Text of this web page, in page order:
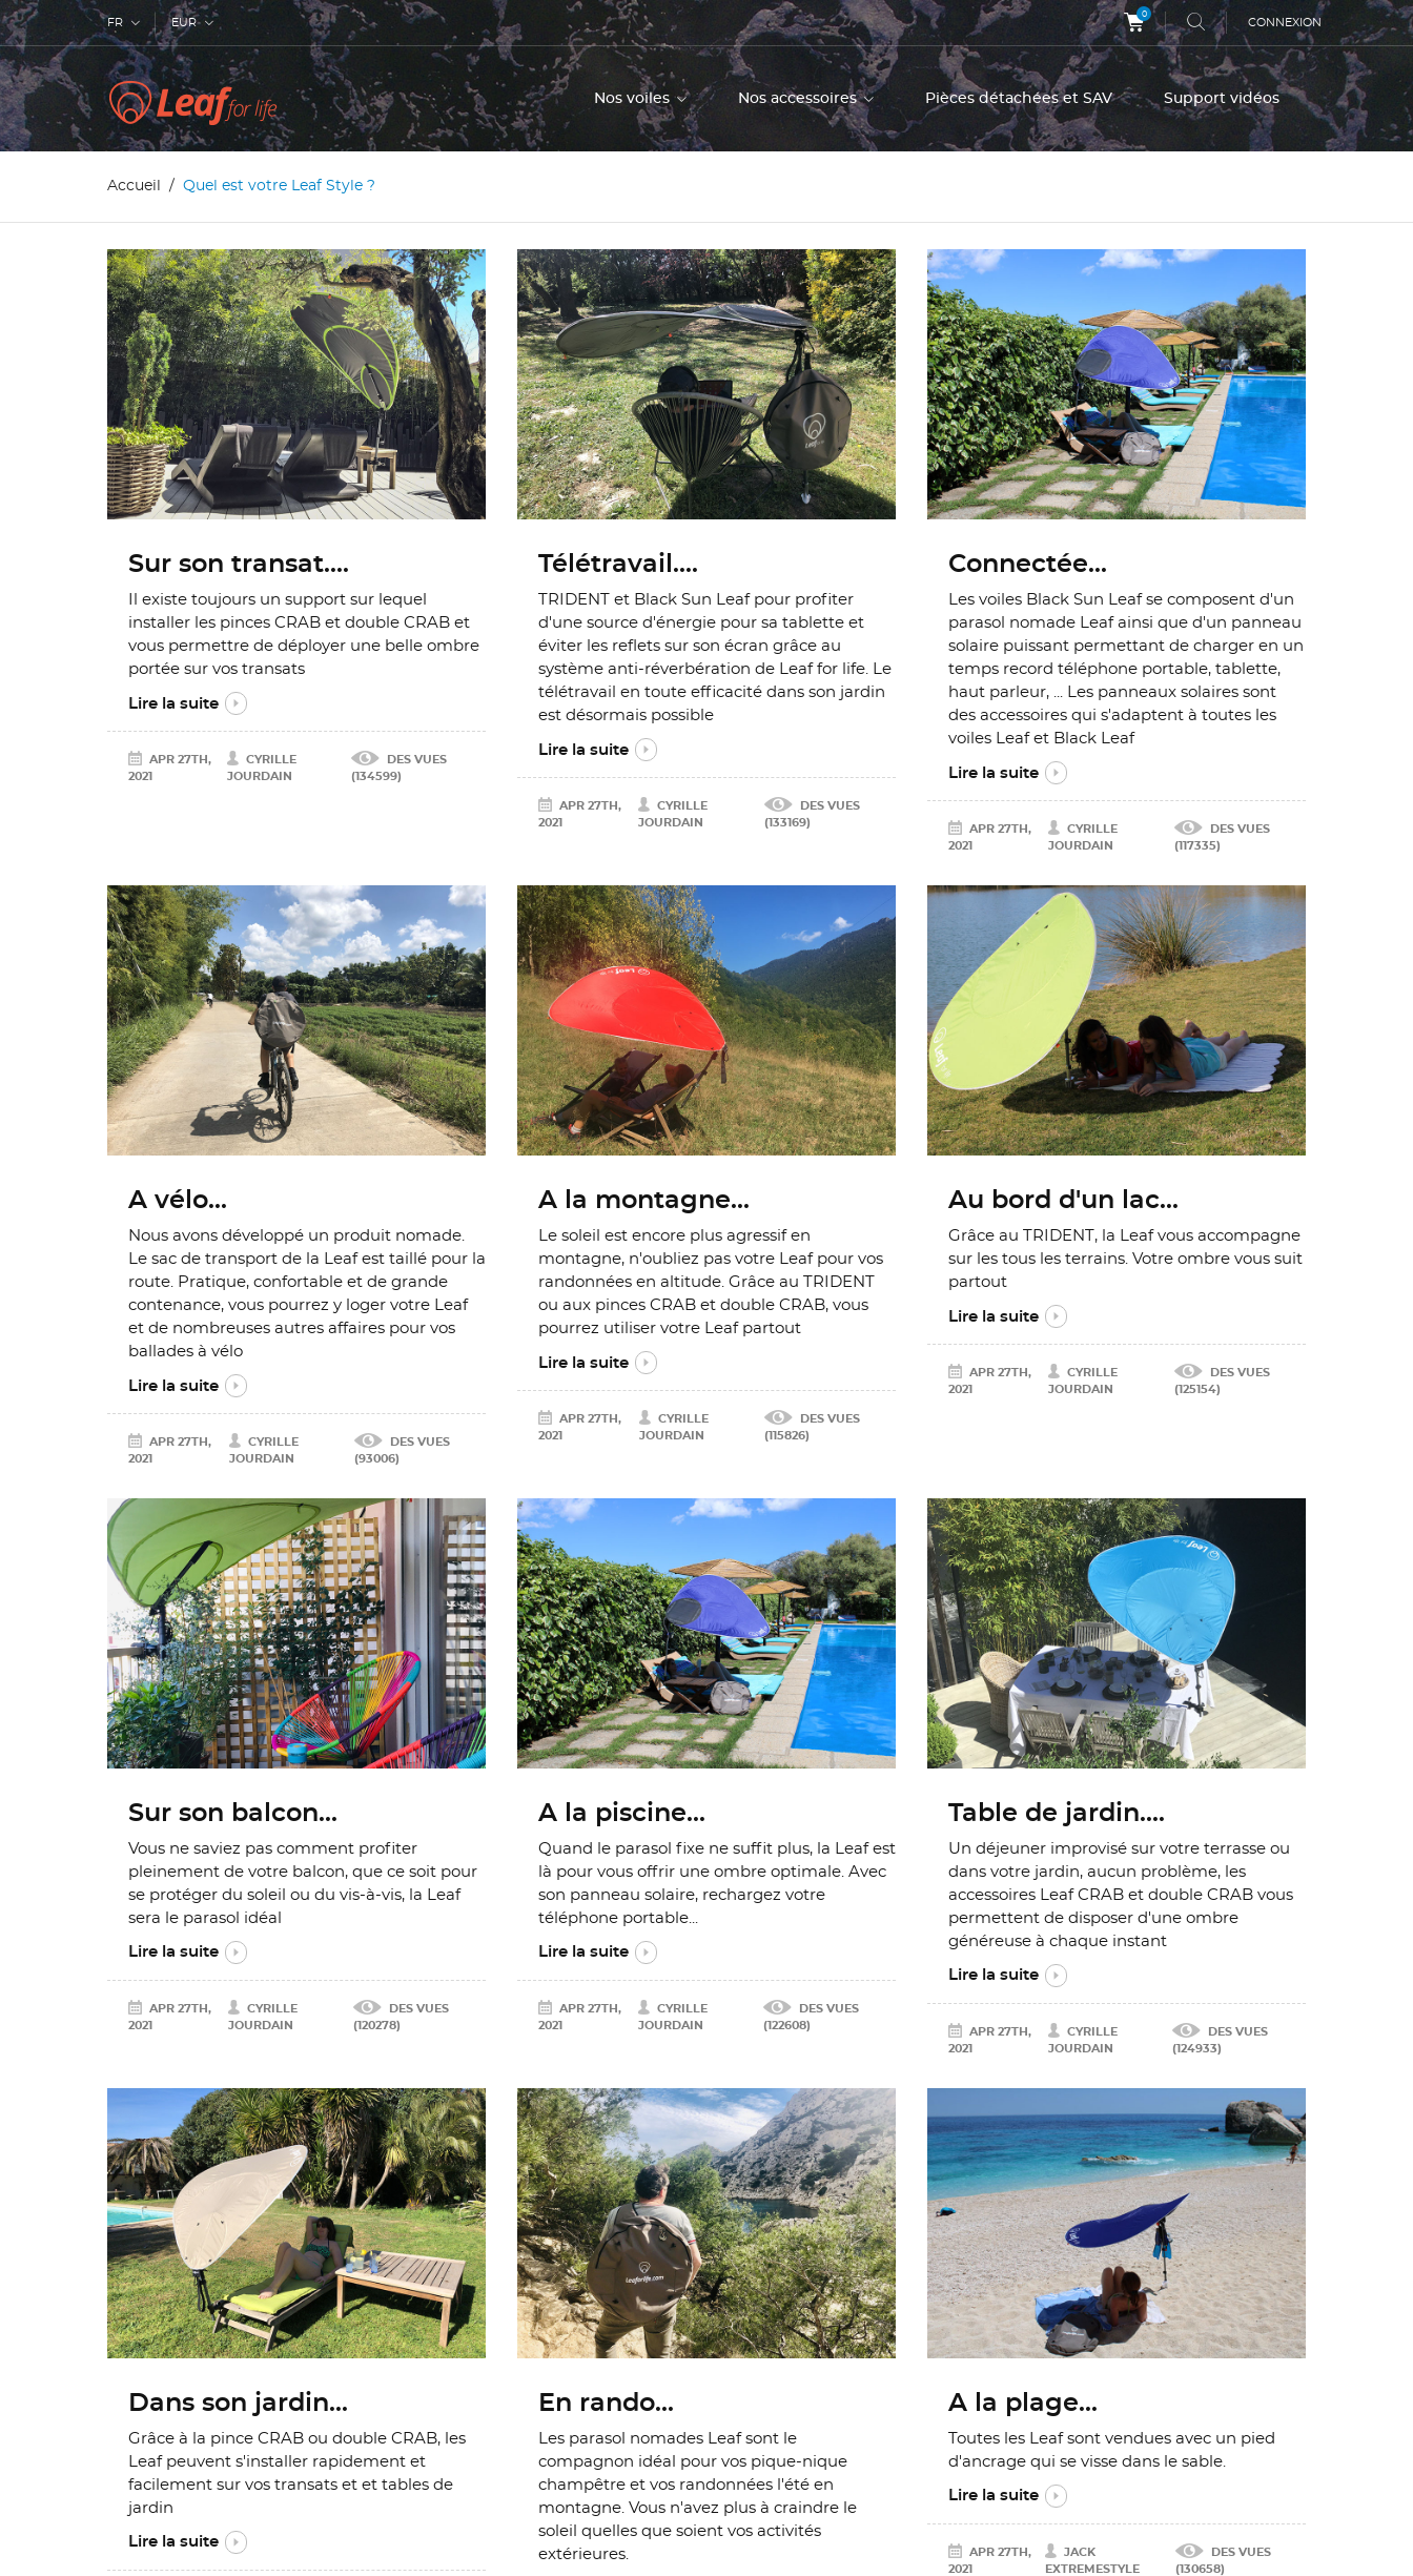
FR EUR
0
CONNEXION
Nos voiles Nos accessoires Pièces détachées et SAV Support vidéos
Accueil Quel est votre Leaf Style ?
Sur son transat....
Il existe toujours un support sur lequel
installer les pinces CRAB et double CRAB et
vous permettre de déployer une belle ombre
portée sur vos transats
Lire la suite
APR 27TH,
2021
CYRILLE
JOURDAIN
DES VUES
(134599)
Télétravail....
TRIDENT et Black Sun Leaf pour profiter
d'une source d'énergie pour sa tablette et
éviter les reflets sur son écran grâce au
système anti-réverbération de Leaf for life. Le
télétravail en toute efficacité dans son jardin
est désormais possible
Lire la suite
APR 27TH,
2021
CYRILLE
JOURDAIN
DES VUES
(133169)
Connectée...
Les voiles Black Sun Leaf se composent d'un
parasol nomade Leaf ainsi que d'un panneau
solaire puissant permettant de charger en un
temps record téléphone portable, tablette,
haut parleur, ... Les panneaux solaires sont
des accessoires qui s'adaptent à toutes les
voiles Leaf et Black Leaf
Lire la suite
APR 27TH,
2021
CYRILLE
JOURDAIN
DES VUES
(117335)
A vélo...
Nous avons développé un produit nomade.
Le sac de transport de la Leaf est taillé pour la
route. Pratique, confortable et de grande
contenance, vous pourrez y loger votre Leaf
et de nombreuses autres affaires pour vos
ballades à vélo
Lire la suite
APR 27TH,
2021
CYRILLE
JOURDAIN
DES VUES
(93006)
A la montagne...
Le soleil est encore plus agressif en
montagne, n'oubliez pas votre Leaf pour vos
randonnées en altitude. Grâce au TRIDENT
ou aux pinces CRAB et double CRAB, vous
pourrez utiliser votre Leaf partout
Lire la suite
APR 27TH,
2021
CYRILLE
JOURDAIN
DES VUES
(115826)
Au bord d'un lac...
Grâce au TRIDENT, la Leaf vous accompagne
sur les tous les terrains. Votre ombre vous suit
partout
Lire la suite
APR 27TH,
2021
CYRILLE
JOURDAIN
DES VUES
(125154)
Sur son balcon...
Vous ne saviez pas comment profiter
pleinement de votre balcon, que ce soit pour
se protéger du soleil ou du vis-à-vis, la Leaf
sera le parasol idéal
Lire la suite
APR 27TH,
2021
CYRILLE
JOURDAIN
DES VUES
(120278)
A la piscine...
Quand le parasol fixe ne suffit plus, la Leaf est
là pour vous offrir une ombre optimale. Avec
son panneau solaire, rechargez votre
téléphone portable...
Lire la suite
APR 27TH,
2021
CYRILLE
JOURDAIN
DES VUES
(122608)
Table de jardin....
Un déjeuner improvisé sur votre terrasse ou
dans votre jardin, aucun problème, les
accessoires Leaf CRAB et double CRAB vous
permettent de disposer d'une ombre
généreuse à chaque instant
Lire la suite
APR 27TH,
2021
CYRILLE
JOURDAIN
DES VUES
(124933)
Dans son jardin...
Grâce à la pince CRAB ou double CRAB, les
Leaf peuvent s'installer rapidement et
facilement sur vos transats et et tables de
jardin
Lire la suite
En rando...
Les parasol nomades Leaf sont le
compagnon idéal pour vos pique-nique
champêtre et vos randonnées l'été en
montagne. Vous n'avez plus à craindre le
soleil quelles que soient vos activités
extérieures.
A la plage...
Toutes les Leaf sont vendues avec un pied
d'ancrage qui se visse dans le sable.
Lire la suite
APR 27TH,
2021
JACK
EXTREMESTYLE
DES VUES
(130658)